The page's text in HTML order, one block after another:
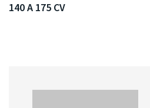
140 A 175 CV